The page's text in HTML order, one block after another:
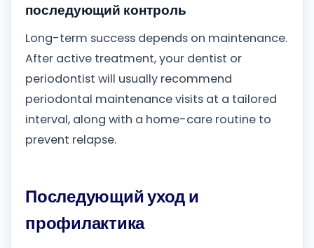
последующий контроль
Long-term success depends on maintenance.
After active treatment, your dentist or
periodontist will usually recommend
periodontal maintenance visits at a tailored
interval, along with a home-care routine to
prevent relapse.
Последующий уход и
профилактика